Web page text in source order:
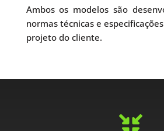
Ambos os modelos são
normas técnicas e
projeto do cliente.
